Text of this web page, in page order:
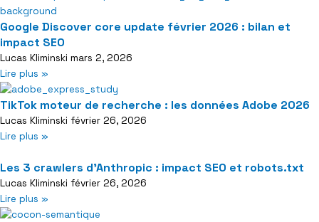
Google Discover core update février 2026 : bilan et
impact SEO
Lucas Kliminski mars 2, 2026
Lire plus »
TikTok moteur de recherche : les données Adobe 2026
Lucas Kliminski février 26, 2026
Lire plus »
Les 3 crawlers d’Anthropic : impact SEO et robots.txt
Lucas Kliminski février 26, 2026
Lire plus »